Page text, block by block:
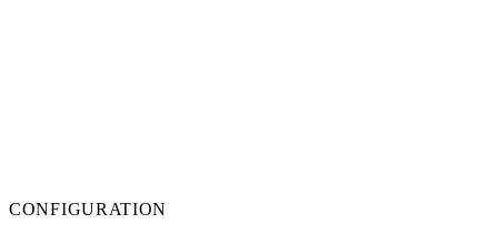
CONFIGURATION